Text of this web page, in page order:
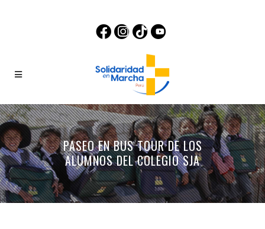
PASEO EN BUS TOUR DE LOS
ALUMNOS DEL COLEGIO SJA